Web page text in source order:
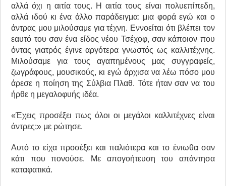
αλλά όχι η αιτία τους. Η αιτία τους είναι πολυεπίπεδη,
αλλά ιδού κι ένα άλλο παράδειγμα: μια φορά εγώ και ο
άντρας μου μιλούσαμε για τέχνη. Εννοείται ότι βλέπει τον
εαυτό του σαν ένα είδος νέου Τσέχοφ, σαν κάποιον που
όντας γιατρός έγινε αργότερα γνωστός ως καλλιτέχνης.
Μιλούσαμε για τους αγαπημένους μας συγγραφείς,
ζωγράφους, μουσικούς, κι εγώ άρχισα να λέω πόσο μου
άρεσε η ποίηση της Σύλβια Πλαθ. Τότε ήταν σαν να του
ήρθε η μεγαλοφυής ιδέα.
«Έχεις προσέξει πως όλοι οι μεγάλοι καλλιτέχνες είναι
άντρες;» με ρώτησε.
Αυτό το είχα προσέξει και παλιότερα και το ένιωθα σαν
κάτι που πονούσε. Με απογοήτευση του απάντησα
καταφατικά.